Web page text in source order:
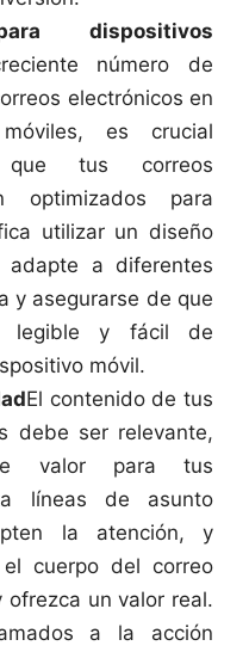
dispositivos
número de
electrónicos en
es crucial
que tus correos
optimizados para
utilizar un diseño
adapte a diferentes
y asegurarse de que
legible y fácil de
móvil.
El contenido de tus
debe ser relevante,
valor para tus
líneas de asunto
la atención, y
cuerpo del correo
ofrezca un valor real.
a la acción